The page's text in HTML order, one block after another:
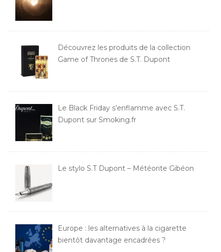
Découvrez les produits de la collection
Game of Thrones de S.T. Dupont
Le Black Friday s’enflamme avec S.T.
Dupont sur Smoking.fr
Le stylo S.T Dupont – Météorite Gibéon
Europe : les alternatives à la cigarette
bientôt davantage encadrées ?